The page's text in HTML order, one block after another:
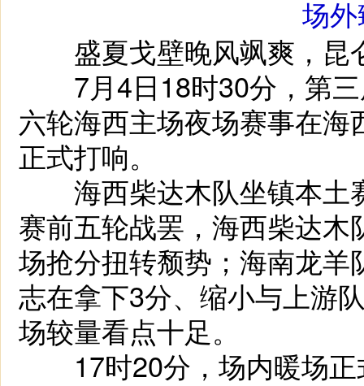
场外
盛夏戈壁晚风飒爽，昆
7月4日18时30分，第三
六轮海西主场夜场赛事在
正式打响。
海西柴达木队坐镇本土
赛前五轮战罢，海西柴达
场抢分扭转颓势；海南龙
志在拿下3分、缩小与上游
场较量看点十足。
17时20分，场内暖场正